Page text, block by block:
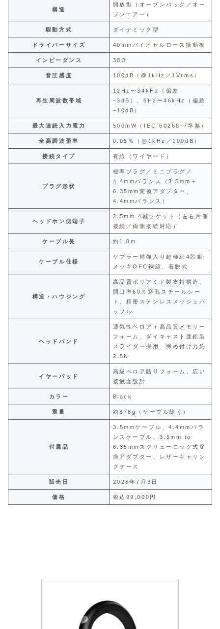
構造
開放型（オープンバック／オー
プンエアー）
駆動方式 ダイナミック型
ドライバーサイズ 40mmバイオセルロース振動板
インピーダンス 38Ω
音圧感度 100dB（@1kHz／1Vrms）
再生周波数帯域
12Hz〜34kHz（偏差
−3dB）、6Hz〜46kHz（偏差
−10dB）
最大連続入力電力 500mW（IEC 60268-7準拠）
全高調波歪率 0.05％（@1kHz／100dB）
接続タイプ 有線（ワイヤード）
プラグ形状
標準プラグ／ミニプラグ／
4.4mmバランス（3.5mm＋
6.35mm変換アダプター、
4.4mmバランス）
ヘッドホン側端子
2.5mm 4極ソケット（左右片側
接続／両側接続対応）
ケーブル長 約1.8m
ケーブル仕様
ケブラー補強入り超極細4芯銀
メッキOFC銅線、着脱式
構造・ハウジング
高品質ポリアミド製支持構造、
開口率60％穿孔スチールシー
ト、精密ステンレスメッシュバ
ッフル
ヘッドバンド
通気性ベロア＋高品質メモリー
フォーム、ダイキャスト亜鉛製
スライダー採用、締め付け力約
2.5N
イヤーパッド
高級ベロア貼りフォーム、広い
接触面設計
カラー Black
重量 約378g（ケーブル除く）
付属品
3.5mmケーブル、4.4mmバラ
ンスケーブル、3.5mm to
6.35mmスクリューロック式変
換アダプター、レザーキャリン
グケース
販売日 2026年7月3日
価格 税込99,000円